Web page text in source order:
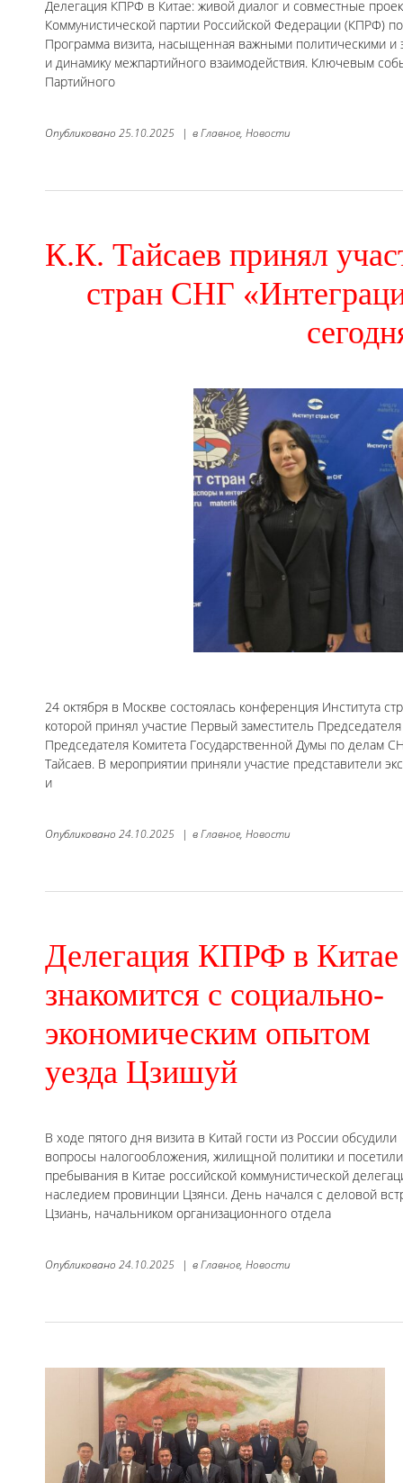
Делегация КПРФ в Китае: живой диалог и совместные
Коммунистической партии Российской Федерации (КПРФ)
Программа визита, насыщенная важными политическими и
и динамику межпартийного взаимодействия. Ключевым
Партийного
Опубликовано 25.10.2025 | вГлавное, Новости
К.К. Тайсаев принял
стран СНГ
24 октября в Москве состоялась конференция Института
которой принял участие Первый заместитель
Председателя Комитета Государственной Думы по делам
Тайсаев. В мероприятии приняли участие представители
и
Опубликовано 24.10.2025 | вГлавное, Новости
Делегация КПРФ в Китае
знакомится с социально-
экономическим опытом
уезда Цзишуй
В ходе пятого дня визита в Китай гости из России обсудили
вопросы налогообложения, жилищной политики и
пребывания в Китае российской коммунистической
наследием провинции Цзянси. День начался с деловой
Цзиань, начальником организационного отдела
Опубликовано 24.10.2025 | вГлавное, Новости